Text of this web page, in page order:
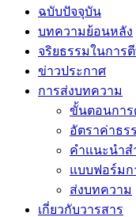
ฉบับปัจจุบัน
บทความย้อนหลัง
จริยธรรมในการ
ข่าวประกาศ
การส่งบทความ
ขั้นตอนการ
อัตราค่าธร
คำแนะนำ
แบบฟอร์มก
ส่งบทความ
เกี่ยวกับวารสาร